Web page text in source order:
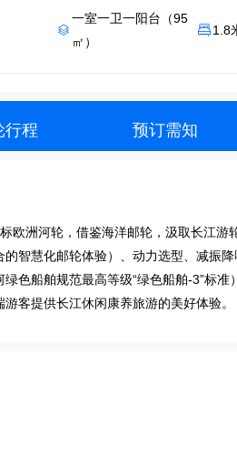

一室一卫一阳台（95
㎡）
 1.8
行程 预订需知
欧洲河轮，借鉴海洋邮轮，汲取长江游
智慧化邮轮体验）、动力选型、减振降
色船舶规范最高等级“绿色船舶-3”标准
客提供长江休闲康养旅游的美好体验。